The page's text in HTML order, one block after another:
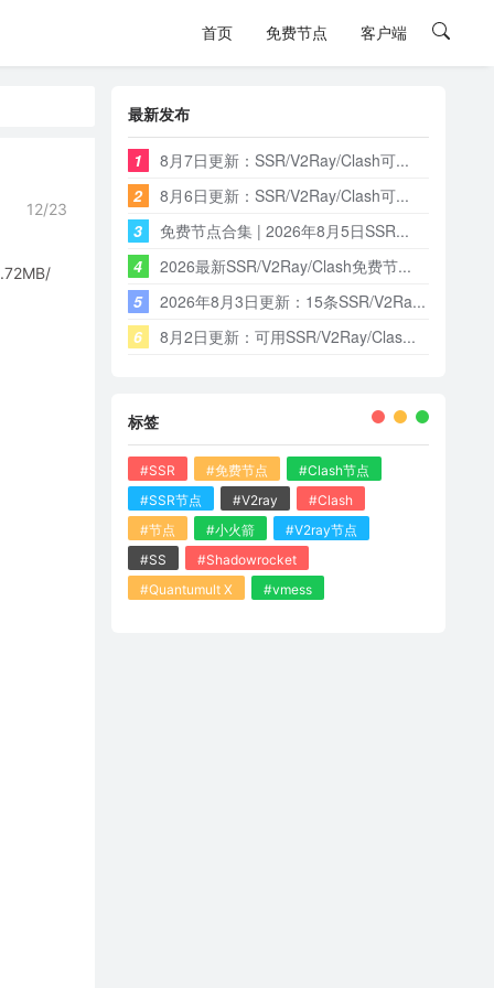
首页 免费节点 客户端
12/23
最新发布
1
8月7日更新：SSR/V2Ray/Clash可...
2
8月6日更新：SSR/V2Ray/Clash可...
3
免费节点合集 | 2026年8月5日SSR...
4
2026最新SSR/V2Ray/Clash免费节...
5
2026年8月3日更新：15条SSR/V2Ra...
6
8月2日更新：可用SSR/V2Ray/Clas...
标签
#SSR #免费节点
#Clash节点
#SSR节点
#V2ray
#Clash
#节点
#小火箭
#V2ray节点
#SS
#Shadowrocket
#Quantumult X
#vmess